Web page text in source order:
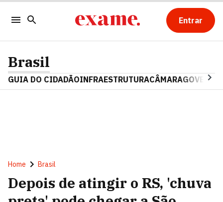
Entrar
Brasil
GUIA DO CIDADÃOINFRAESTRUTURACÂMARAGOVERNO
Home Brasil
Depois de atingir o RS, 'chuva